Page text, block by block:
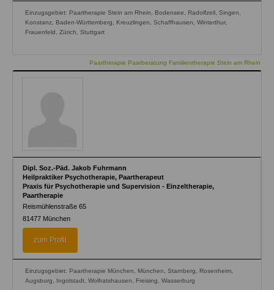
Einzugsgebiet: Paartherapie Stein am Rhein, Bodensee, Radolfzell, Singen,
Konstanz, Baden-Württemberg, Kreuzlingen, Schaffhausen, Winterthur,
Frauenfeld, Zürich, Stuttgart
Paartherapie Paarberatung Familientherapie Stein am Rhein
Dipl. Soz.-Päd. Jakob Fuhrmann
Heilpraktiker Psychotherapie, Paartherapeut
Praxis für Psychotherapie und Supervision - Einzeltherapie,
Paartherapie
Reismühlenstraße 65
81477 München
zum Profil
Einzugsgebiet: Paartherapie München, München, Starnberg, Rosenheim,
Augsburg, Ingolstadt, Wolfratshausen, Freising, Wasserburg